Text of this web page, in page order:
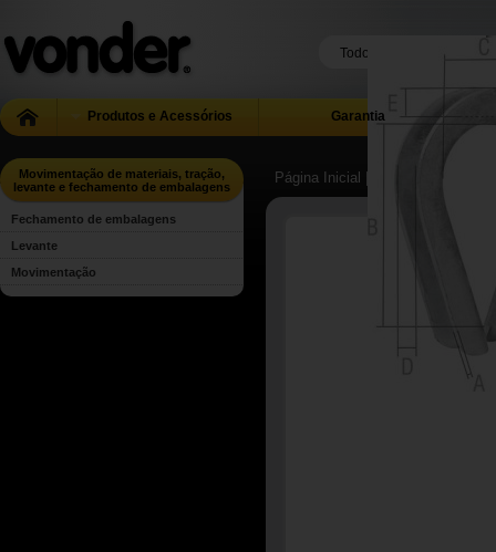
Produtos e Acessórios Garantia
Movimentação de materiais, tração,
levante e fechamento de embalagens
Fechamento de embalagens
Levante
Movimentação
Página Inicial